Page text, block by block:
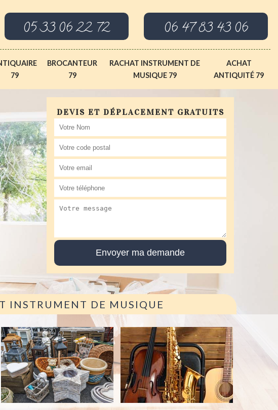
05 33 06 22 72 06 47 83 43 06
79
BROCANTEUR
79
RACHAT INSTRUMENT DE
MUSIQUE 79
ACHAT
ANTIQUITÉ 79
DEVIS ET DÉPLACEMENT GRATUITS
INSTRUMENT DE MUSIQUE